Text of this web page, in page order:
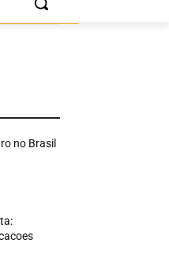
no Brasil